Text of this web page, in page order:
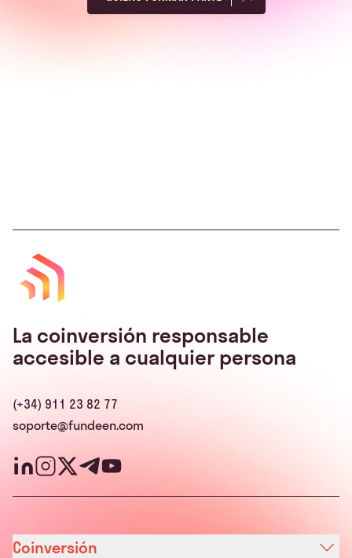
La coinversión responsable
accesible a cualquier persona
(+34) 911 23 82 77
soporte@fundeen.com
Coinversión